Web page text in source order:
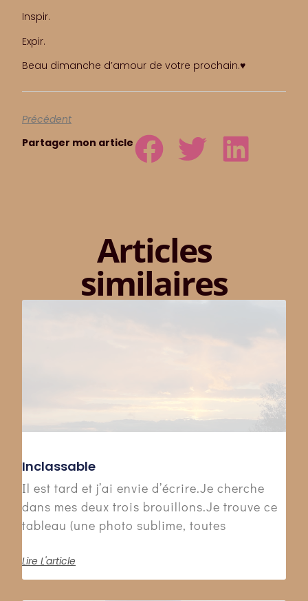
Inspir.
Expir.
Beau dimanche d’amour de votre prochain.♥️
Précédent
Partager mon article
Articles
similaires
Inclassable
Il est tard et j’ai envie d’écrire.Je cherche
dans mes deux trois brouillons.Je trouve ce
tableau (une photo sublime, toutes
Lire L'article